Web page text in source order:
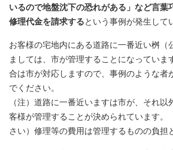
いるので地盤沈下の恐れがある」など言葉
修理代金を請求する という事例が発生して
お客様の宅地内にある道路に一番近い桝（
ましては、市が管理することになっていま
合は市が対応しますので、事例のような者
でください。
（注）道路に一番近いますは市が、それ以
客様が管理することが決められています。
さい）修理等の費用は管理するものの負担